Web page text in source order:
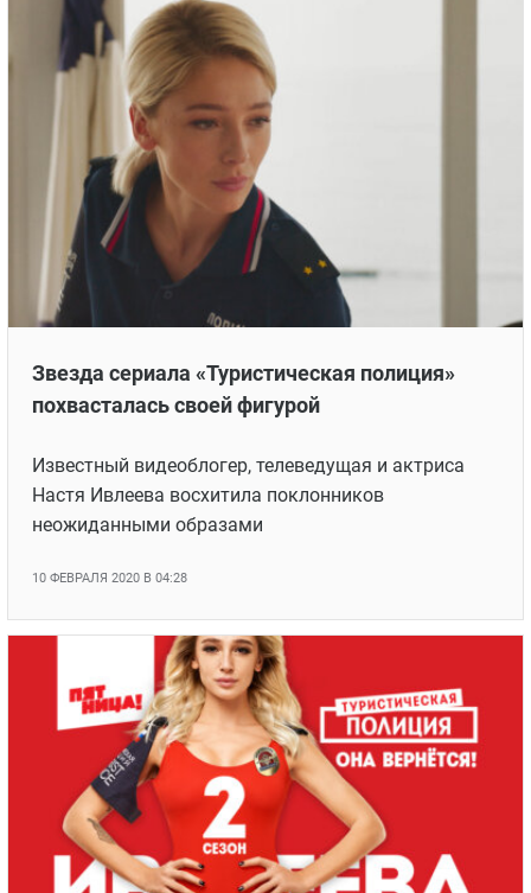
Звезда сериала «Туристическая полиция»
похвасталась своей фигурой
Известный видеоблогер, телеведущая и актриса
Настя Ивлеева восхитила поклонников
неожиданными образами
10 ФЕВРАЛЯ 2020 В 04:28